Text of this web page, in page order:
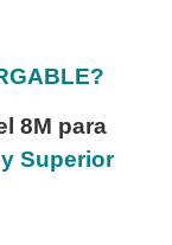
8M para
Superior